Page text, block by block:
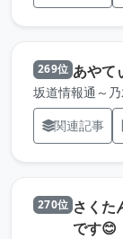
269位 あやて
坂道情報通～
関連記事
270位 さくた
です😊